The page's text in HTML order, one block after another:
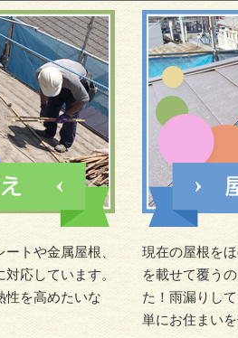
トや金属屋根、
応しています。
性を高めたいな
現在の屋根を
を載せて覆う
た！雨漏りし
単にお住まい